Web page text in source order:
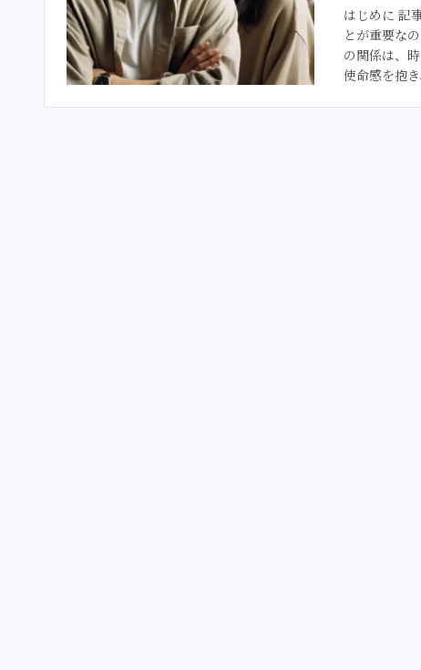
はじめに 記
とが重要な
の関係は、
使命感を抱